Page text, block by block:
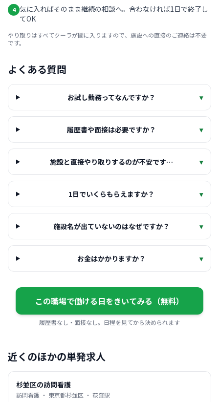
4 気に入ればそのまま継続の相談へ。合わなければ1日で終了し
てOK
やり取りはすべてクーラが間に入りますので、施設への直接のご連絡は不要
です。
よくある質問
お試し勤務ってなんですか？ ▾
履歴書や面接は必要ですか？ ▾
施設と直接やり取りするのが不安です… ▾
1日でいくらもらえますか？ ▾
施設名が出ていないのはなぜですか？ ▾
お金はかかりますか？ ▾
この職場で働ける日をきいてみる（無料）
履歴書なし・面接なし。日程を見てから決められます
近くのほかの単発求人
杉並区の訪問看護
訪問看護 ・ 東京都杉並区 ・ 荻窪駅